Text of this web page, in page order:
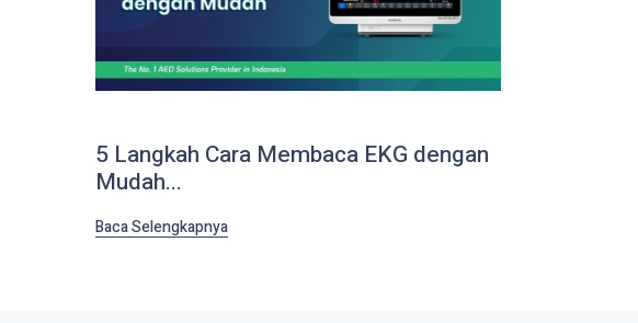
5 Langkah Cara Membaca EKG dengan
Mudah...
Baca Selengkapnya